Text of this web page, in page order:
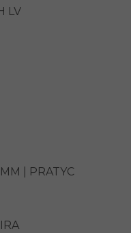
LV
| PRATYC